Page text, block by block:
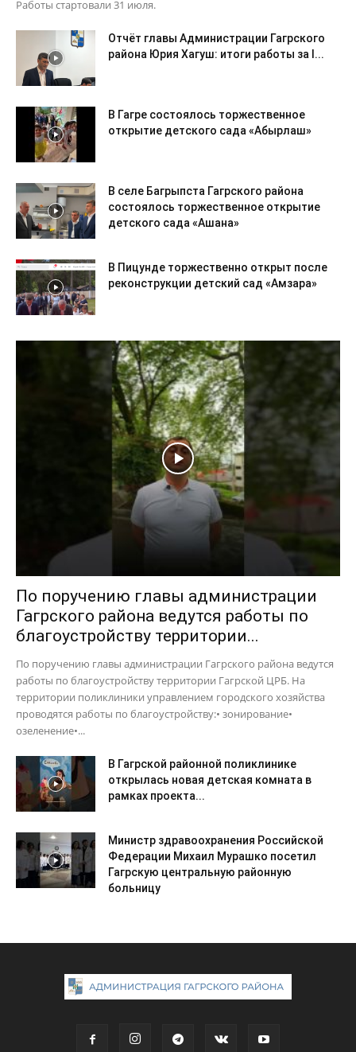
Работы стартовали 31 июля.
Отчёт главы Администрации Гагрского
района Юрия Хагуш: итоги работы за I...
В Гагре состоялось торжественное
открытие детского сада «Абырлаш»
В селе Багрыпста Гагрского района
состоялось торжественное открытие
детского сада «Ашана»
В Пицунде торжественно открыт после
реконструкции детский сад «Амзара»
По поручению главы администрации
Гагрского района ведутся работы по
благоустройству территории...
По поручению главы администрации Гагрского района ведутся
работы по благоустройству территории Гагрской ЦРБ. На
территории поликлиники управлением городского хозяйства
проводятся работы по благоустройству:• зонирование•
озеленение•...
В Гагрской районной поликлинике
открылась новая детская комната в
рамках проекта...
Министр здравоохранения Российской
Федерации Михаил Мурашко посетил
Гагрскую центральную районную
больницу